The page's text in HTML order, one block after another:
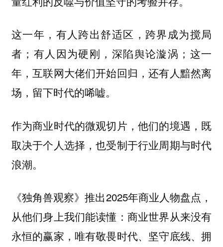
这一年，有人跨出舒适区，跨界成为搅局
者；有人因为硬刚，深陷舆论漩涡；这一
年，互联网大佬们开始回归，还有人黯然离
场，留下时代的唏嘘。
作为商业时代的微观切片，他们的境遇，既
取决于个人选择，也受制于行业周期与时代
浪潮。
《独角兽观察》推出2025年商业人物盘点，
从他们身上我们能读懂：商业世界从来没有
永恒的赢家，唯有敬畏时代、坚守底线、拥